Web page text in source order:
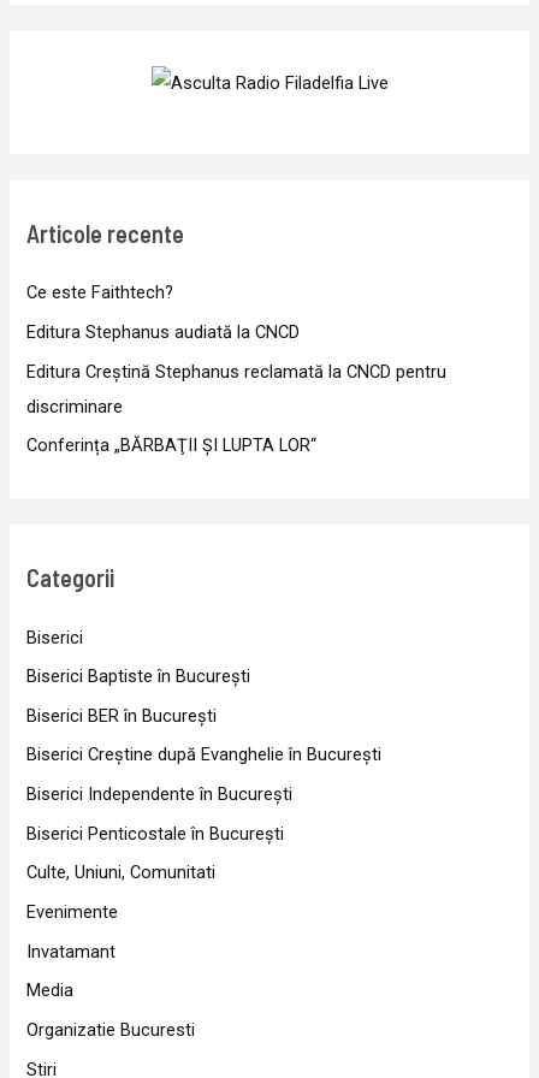
Articole recente
Ce este Faithtech?
Editura Stephanus audiată la CNCD
Editura Creștină Stephanus reclamată la CNCD pentru
discriminare
Conferința „BĂRBAŢII ŞI LUPTA LOR“
Categorii
Biserici
Biserici Baptiste în Bucureşti
Biserici BER în Bucureşti
Biserici Creştine după Evanghelie în Bucureşti
Biserici Independente în Bucureşti
Biserici Penticostale în Bucureşti
Culte, Uniuni, Comunitati
Evenimente
Invatamant
Media
Organizatie Bucuresti
Stiri